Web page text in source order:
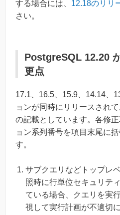
する場合には、 12.18のリリ
さい。
PostgreSQL 12.20
更点
17.1、16.5、15.9、14.14、
ョンが同時にリリースされ
の記載としています。各修
ョン系列番号を項目末尾に
す。
サブクエリなどトップレ
照時に行単位セキュリテ
ている場合、クエリを実
視して実行計画が不適切